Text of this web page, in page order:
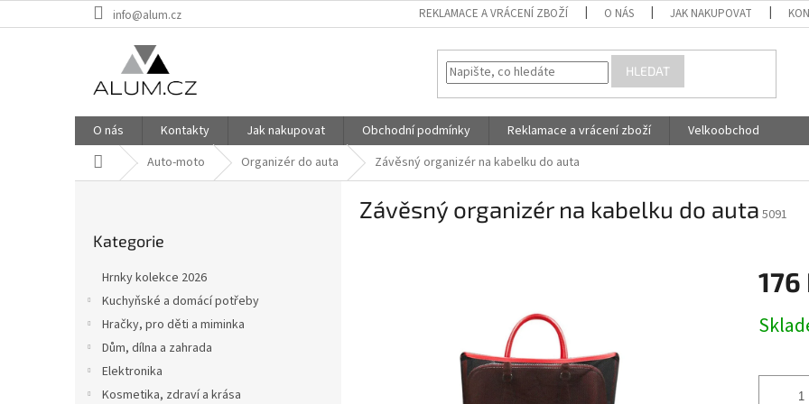
na
info@alum.cz REKLAMACE A VRÁCENÍ ZBOŽÍ O NÁS JAK NAKUPOVAT
HLEDAT
O nás Kontakty Jak nakupovat Obchodní podmínky Reklamace a vrácení zboží
Velkoobchod
Domů Auto-moto Organizér do auta Závěsný organizér na kabelku do auta
kategorie
Kategorie
Hrnky kolekce 2026
Kuchyňské a domácí potřeby
Hračky, pro děti a miminka
Dům, dílna a zahrada
Elektronika
Kosmetika, zdraví a krása
Závěsný organizér na kabelku do auta 5091
176
cena: